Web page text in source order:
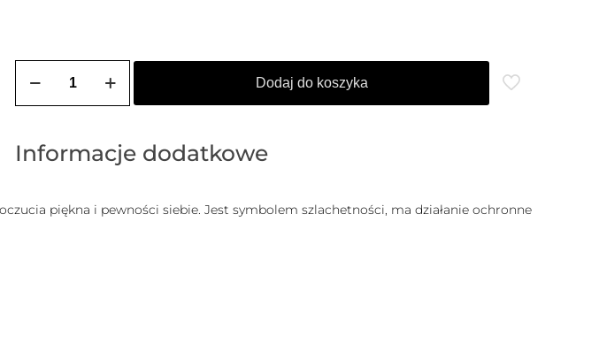
Choker
Dodaj do koszyka
Informacje dodatkowe
piękna i pewności siebie. Jest symbolem szlachetności, ma działanie ochronne